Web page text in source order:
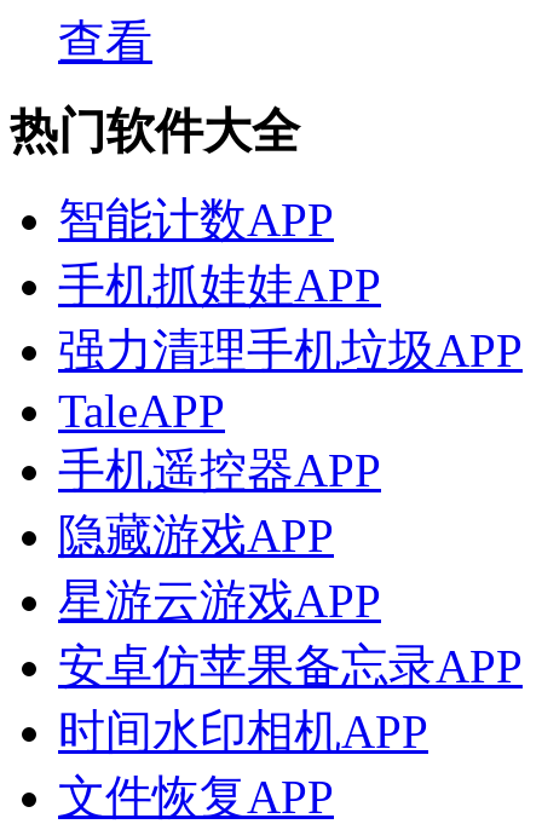
查看
热门软件大全
智能计数APP
手机抓娃娃APP
强力清理手机垃圾APP
TaleAPP
手机遥控器APP
隐藏游戏APP
星游云游戏APP
安卓仿苹果备忘录APP
时间水印相机APP
文件恢复APP